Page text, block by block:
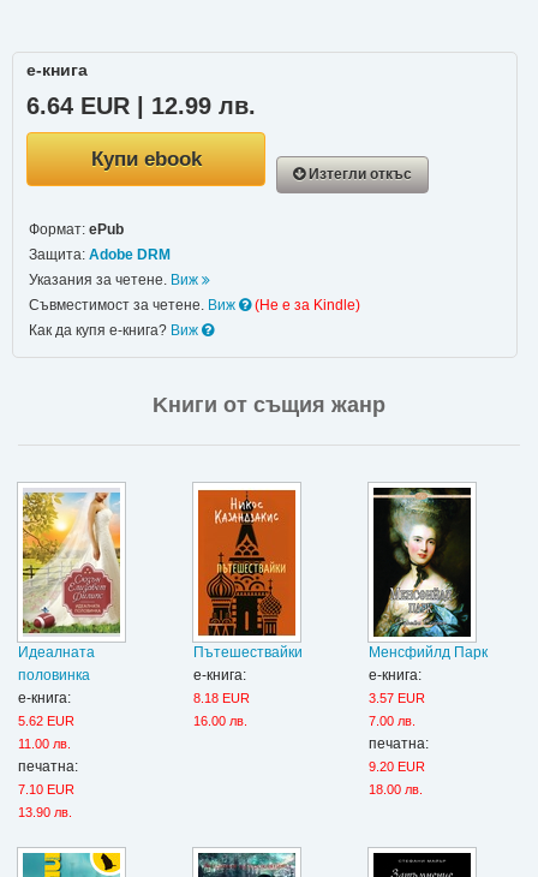
е-книга
6.64 EUR | 12.99 лв.
Купи ebook
Изтегли откъс
Формат: ePub
Защита: Adobe DRM
Указания за четене. Виж
Съвместимост за четене. Виж
(Не e за Kindle)
Как да купя е-книга? Виж
Kниги от същия жанр
Идеалната
половинка
е-книга:
5.62 EUR
11.00 лв.
печатна:
7.10 EUR
13.90 лв.
Пътешествайки
е-книга:
8.18 EUR
16.00 лв.
Менсфийлд Парк
е-книга:
3.57 EUR
7.00 лв.
печатна:
9.20 EUR
18.00 лв.